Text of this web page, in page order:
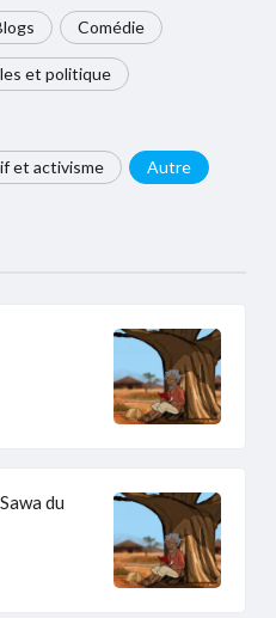
Comédie
et politique
et activisme Autre
du